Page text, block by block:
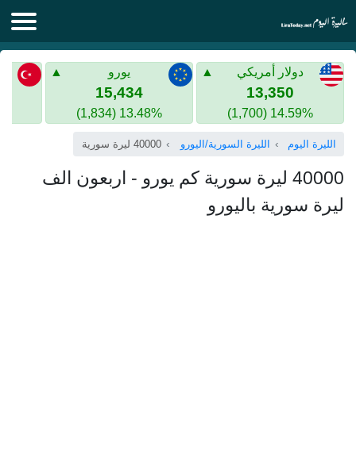
الليرة اليوم
الليرة السورية
الذهب في سوريا
الليرة التركية
الليرة التركية
الذهب في تركيا
اليورو الى الليرة التركية
دولار أمريكي
13,350
14.59% (1,700)
يورو
15,434
13.48% (1,834)
الليرة اليوم الليرة السورية/اليورو 40000 ليرة سورية
40000 ليرة سورية كم يورو - اربعون الف
ليرة سورية باليورو